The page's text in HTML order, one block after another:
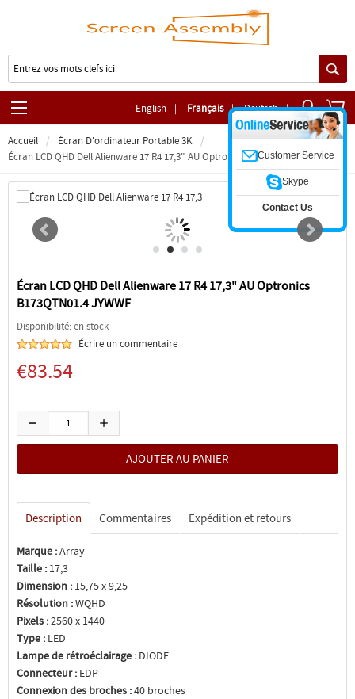
English | Français | Deutsch |
Accueil
Écran D'ordinateur Portable 3K
Écran LCD QHD Dell Alienware 17 R4 17,3" AU Optronics B173QTN01.4 JYWWF
Écran LCD QHD Dell Alienware 17 R4 17,3" AU Optronics
B173QTN01.4 JYWWF
Disponibilité: en stock
Écrire un commentaire
€83.54
Description Commentaires Expédition et retours
Marque :Array
Taille : 17,3
Dimension : 15,75 x 9,25
Résolution :WQHD
Pixels :2560 x 1440
Type : LED
Lampe de rétroéclairage : DIODE
Connecteur : EDP
Connexion des broches :40 broches
Customer Service
Skype
Contact Us